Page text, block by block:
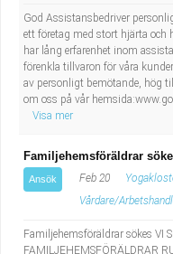
God Assistansbedriver
ett företag med stort hjärta och
har lång erfarenhet inom
förenkla tillvaron för våra
av personligt bemötande, hög
om oss på vår
Visa mer
Familjehemsföräldrar
Ansök Feb 20
Vårdare/
Familjehemsföräldrar sökes VI
FAMILJEHEMSFÖRÄLDRAR